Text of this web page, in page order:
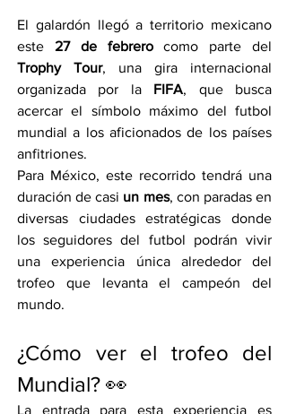
El galardón llegó a territorio mexicano
este 27 de febrero
Trophy Tour, una gira internacional
organizada por la FIFA, que busca
acercar el símbolo máximo del futbol
mundial a los aficionados de los países
anfitriones.
Para México, este recorrido tendrá una
duración de casi un mes, con paradas en
diversas ciudades estratégicas donde
los seguidores del futbol podrán vivir
una experiencia única alrededor del
trofeo que levanta el campeón del
mundo.
¿Cómo ver el trofeo del
Mundial? 👀